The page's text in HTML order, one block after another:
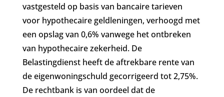
vastgesteld op basis van bancaire tarieven
voor hypothecaire geldleningen, verhoogd met
een opslag van 0,6% vanwege het ontbreken
van hypothecaire zekerheid. De
Belastingdienst heeft de aftrekbare rente van
de eigenwoningschuld gecorrigeerd tot 2,75%.
De rechtbank is van oordeel dat de